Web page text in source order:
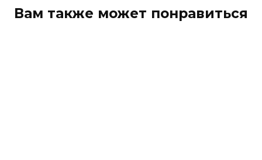
Вам также может понравиться